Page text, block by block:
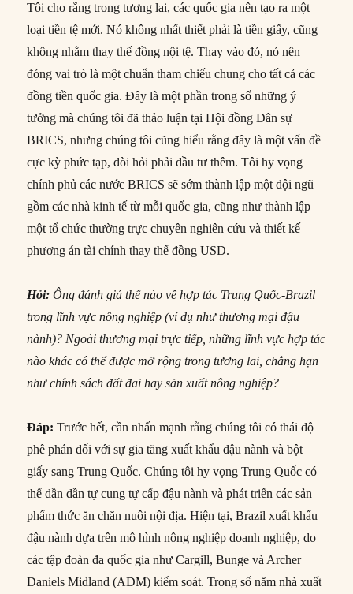
Tôi cho rằng trong tương lai, các quốc gia nên tạo ra một
loại tiền tệ mới. Nó không nhất thiết phải là tiền giấy, cũng
không nhằm thay thế đồng nội tệ. Thay vào đó, nó nên
đóng vai trò là một chuẩn tham chiếu chung cho tất cả các
đồng tiền quốc gia. Đây là một phần trong số những ý
tưởng mà chúng tôi đã thảo luận tại Hội đồng Dân sự
BRICS, nhưng chúng tôi cũng hiểu rằng đây là một vấn đề
cực kỳ phức tạp, đòi hỏi phải đầu tư thêm. Tôi hy vọng
chính phủ các nước BRICS sẽ sớm thành lập một đội ngũ
gồm các nhà kinh tế từ mỗi quốc gia, cũng như thành lập
một tổ chức thường trực chuyên nghiên cứu và thiết kế
phương án tài chính thay thế đồng USD.
Hỏi: Ông đánh giá thế nào về hợp tác Trung Quốc-Brazil
trong lĩnh vực nông nghiệp (ví dụ như thương mại đậu
nành)? Ngoài thương mại trực tiếp, những lĩnh vực hợp tác
nào khác có thể được mở rộng trong tương lai, chẳng hạn
như chính sách đất đai hay sản xuất nông nghiệp?
Đáp:Trước hết, cần nhấn mạnh rằng chúng tôi có thái độ
phê phán đối với sự gia tăng xuất khẩu đậu nành và bột
giấy sang Trung Quốc. Chúng tôi hy vọng Trung Quốc có
thể dần dần tự cung tự cấp đậu nành và phát triển các sản
phẩm thức ăn chăn nuôi nội địa. Hiện tại, Brazil xuất khẩu
đậu nành dựa trên mô hình nông nghiệp doanh nghiệp, do
các tập đoàn đa quốc gia như Cargill, Bunge và Archer
Daniels Midland (ADM) kiểm soát. Trong số năm nhà xuất